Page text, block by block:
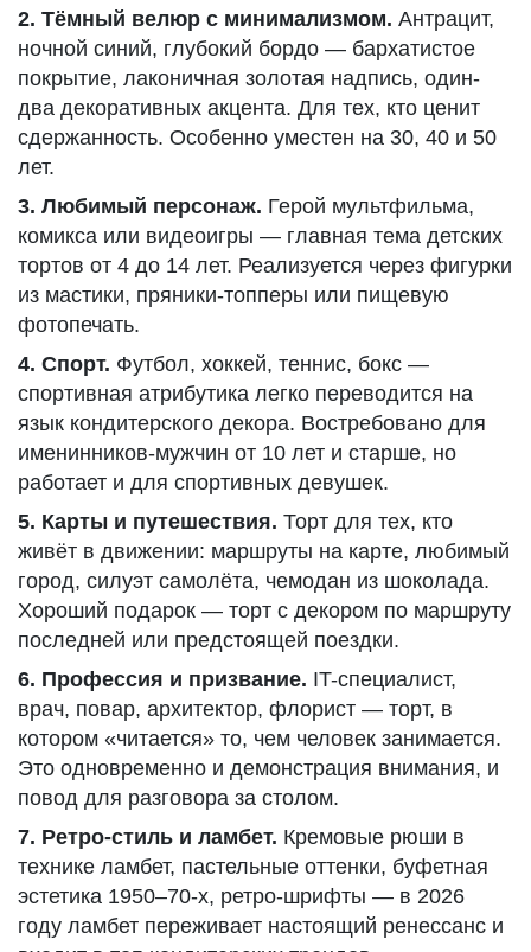
2. Тёмный велюр с минимализмом. Антрацит,
ночной синий, глубокий бордо — бархатистое
покрытие, лаконичная золотая надпись, один-
два декоративных акцента. Для тех, кто ценит
сдержанность. Особенно уместен на 30, 40 и 50
лет.
3. Любимый персонаж. Герой мультфильма,
комикса или видеоигры — главная тема детских
тортов от 4 до 14 лет. Реализуется через фигурки
из мастики, пряники-топперы или пищевую
фотопечать.
4. Спорт. Футбол, хоккей, теннис, бокс —
спортивная атрибутика легко переводится на
язык кондитерского декора. Востребовано для
именинников-мужчин от 10 лет и старше, но
работает и для спортивных девушек.
5. Карты и путешествия. Торт для тех, кто
живёт в движении: маршруты на карте, любимый
город, силуэт самолёта, чемодан из шоколада.
Хороший подарок — торт с декором по маршруту
последней или предстоящей поездки.
6. Профессия и призвание. IT-специалист,
врач, повар, архитектор, флорист — торт, в
котором «читается» то, чем человек занимается.
Это одновременно и демонстрация внимания, и
повод для разговора за столом.
7. Ретро-стиль и ламбет. Кремовые рюши в
технике ламбет, пастельные оттенки, буфетная
эстетика 1950–70-х, ретро-шрифты — в 2026
году ламбет переживает настоящий ренессанс и